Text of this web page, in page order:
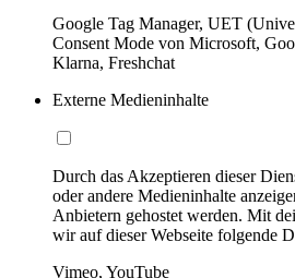
Google Tag Manager, UET
Consent Mode von Microsoft,
Klarna, Freshchat
Externe Medieninhalte
Durch das Akzeptieren dieser
oder andere Medieninhalte
Anbietern gehostet werden. Mit
wir auf dieser Webseite folgende
Vimeo, YouTube